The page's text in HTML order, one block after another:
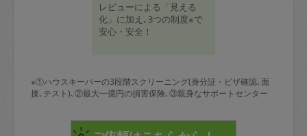
レビューによる「見える
化」に加え､3つの制度※で
安心・安全！
※①ハウスキーパーの3段階スクリーニング(身分証・ビザ確認､面
接､テスト)､②最大一億円の損害保険､③親身なサポートセンター